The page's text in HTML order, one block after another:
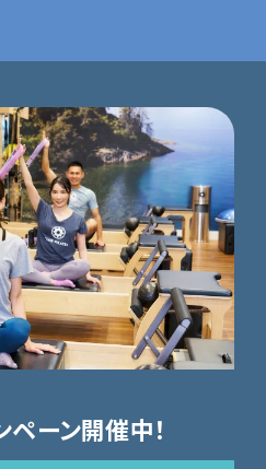
ーン開催中！